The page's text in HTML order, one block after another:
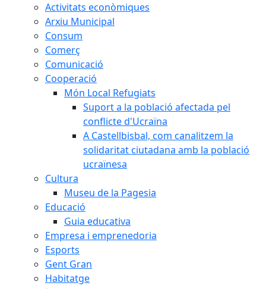
Activitats econòmiques
Arxiu Municipal
Consum
Comerç
Comunicació
Cooperació
Món Local Refugiats
Suport a la població afectada pel
conflicte d'Ucraïna
A Castellbisbal, com canalitzem la
solidaritat ciutadana amb la població
ucraïnesa
Cultura
Museu de la Pagesia
Educació
Guia educativa
Empresa i emprenedoria
Esports
Gent Gran
Habitatge